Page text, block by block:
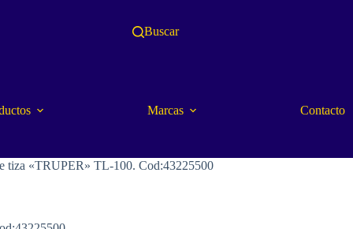
Buscar
Marcas Contacto
tiza «TRUPER» TL-100. Cod:43225500